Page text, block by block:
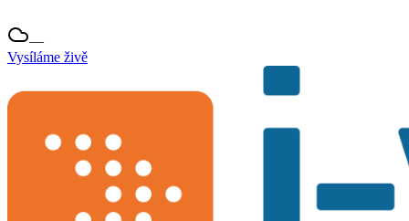
—
Vysíláme živě